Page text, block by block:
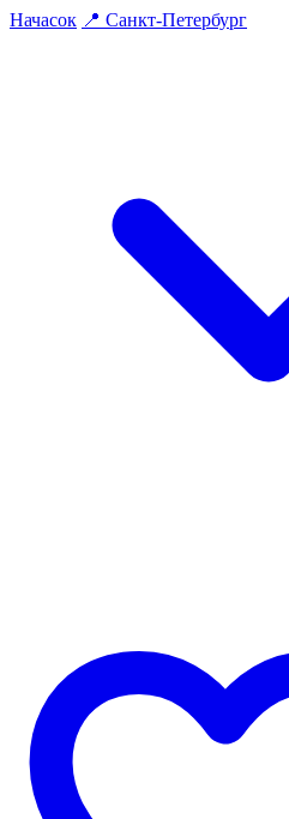
Начасок 📍 Санкт-Петербург